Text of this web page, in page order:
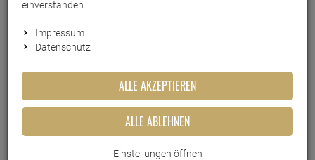
Versand & Lieferung
Bitte wählen Sie Ihr Lieferland.
DHL Paket
DHL
einverstanden.
Impressum
Datenschutz
ALLE AKZEPTIEREN
ALLE ABLEHNEN
Einstellungen öffnen